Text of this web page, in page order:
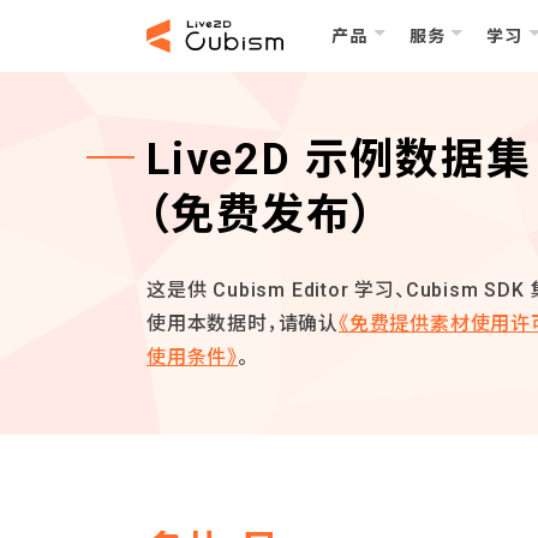
产品 服务 学习
Live2D 示例数据集
（免费发布）
这是供 Cubism Editor 学习、Cubism SDK
使用本数据时，请确认《免费提供素材使用许
使用条件》。